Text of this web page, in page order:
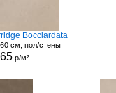
Bocciardata
см, пол/стены
р/м²